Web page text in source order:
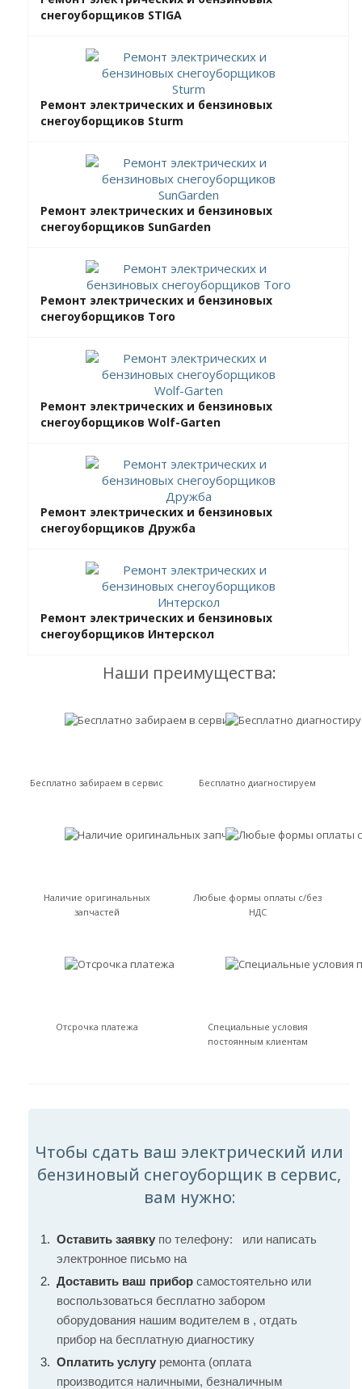
снегоуборщиков STIGA
Ремонт электрических и бензиновых
снегоуборщиков Sturm
Ремонт электрических и бензиновых
снегоуборщиков SunGarden
Ремонт электрических и бензиновых
снегоуборщиков Toro
Ремонт электрических и бензиновых
снегоуборщиков Wolf-Garten
Ремонт электрических и бензиновых
снегоуборщиков Дружба
Ремонт электрических и бензиновых
снегоуборщиков Интерскол
Наши преимущества:
Бесплатно забираем в сервис Бесплатно диагностируем
Наличие оригинальных
запчастей
Любые формы оплаты с/без
НДС
Отсрочка платежа
Специальные условия
постоянным клиентам
Чтобы сдать ваш электрический или
бензиновый снегоуборщик в сервис,
вам нужно:
Оставить заявку по телефону:
или написать
электронное письмо на
Доставить ваш прибор самостоятельно или
воспользоваться бесплатно забором
оборудования нашим водителем в , отдать
прибор на бесплатную диагностику
Оплатить услугу ремонта (оплата
производится наличными, безналичным